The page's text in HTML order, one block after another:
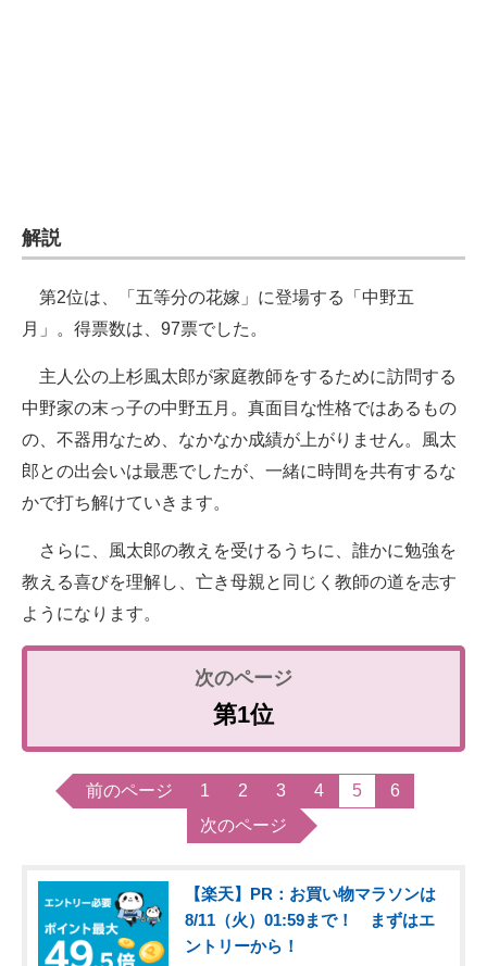
解説
第2位は、「五等分の花嫁」に登場する「中野五
月」。得票数は、97票でした。
主人公の上杉風太郎が家庭教師をするために訪問する
中野家の末っ子の中野五月。真面目な性格ではあるもの
の、不器用なため、なかなか成績が上がりません。風太
郎との出会いは最悪でしたが、一緒に時間を共有するな
かで打ち解けていきます。
さらに、風太郎の教えを受けるうちに、誰かに勉強を
教える喜びを理解し、亡き母親と同じく教師の道を志す
ようになります。
第1位
前のページ 1 2 3 4 5
6
次のページ
【楽天】PR：お買い物マラソンは
8/11（火）01:59まで！ まずはエ
ントリーから！